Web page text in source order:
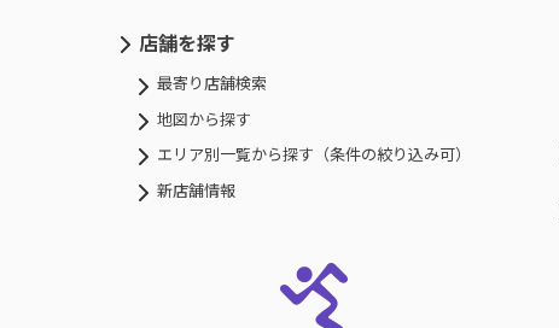
店舗を探す
最寄り店舗検索
地図から探す
エリア別一覧から探す（条件の絞り込み可）
新店舗情報